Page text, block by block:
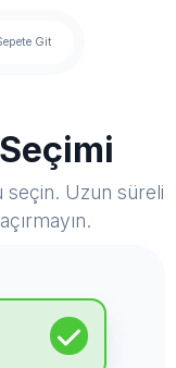
Git
seçin. Uzun süreli